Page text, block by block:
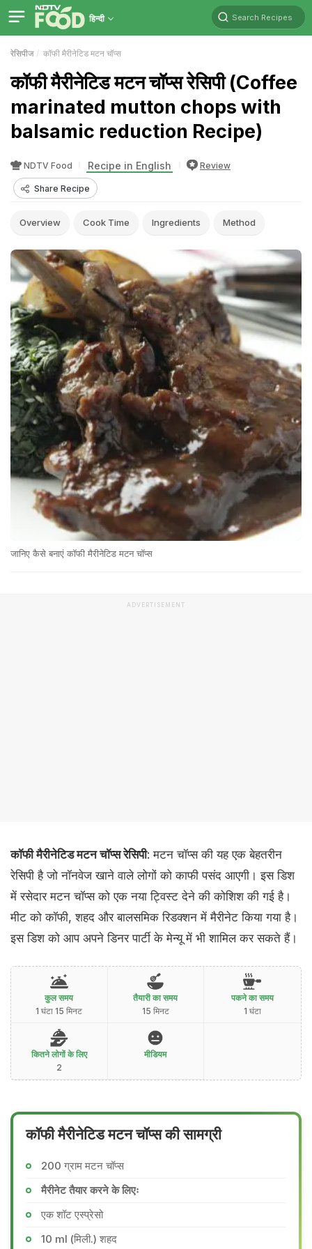
हिन्दी Search Recipes
रेसिपीज कॉफी मैरीनेटिड मटन चॉप्स
कॉफी मैरीनेटिड मटन चॉप्स रेसिपी (Coffee
marinated mutton chops with
balsamic reduction Recipe)
NDTV Food Recipe in English Review
Share Recipe
Overview Cook Time Ingredients Method
जानिए कैसे बनाएं कॉफी मैरीनेटिड मटन चॉप्स
ADVERTISEMENT
कॉफी मैरीनेटिड मटन चॉप्स रेसिपी: मटन चॉप्स की यह एक बेहतरीन
रेसिपी है जो नॉनवेज खाने वाले लोगों को काफी पसंद आएगी। इस डिश
में रसेदार मटन चॉप्स को एक नया ट्विस्ट देने की कोशिश की गई है।
मीट को कॉफी, शहद और बालसमिक रिडक्शन में मैरीनेट किया गया है।
इस डिश को आप अपने डिनर पार्टी के मेन्यू में भी शामिल कर सकते हैं।
कुल समय
1 घंटा 15 मिनट
तैयारी का समय
15 मिनट
पकने का समय
1 घंटा
कितने लोगों के लिए
2
मीडियम
कॉफी मैरीनेटिड मटन चॉप्स की सामग्री
200 ग्राम मटन चॉप्स
मैरीनेट तैयार करने के लिएः
एक शॉट एस्प्रेसो
10 ml (मिली.) शहद